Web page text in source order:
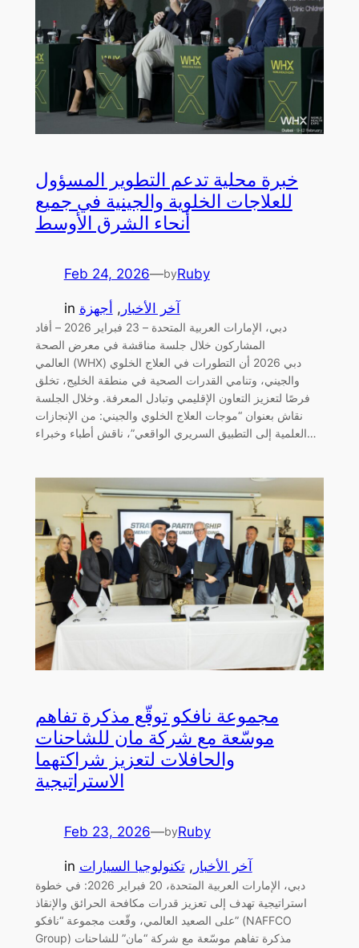
خبرة محلية تدعم التطوير المسؤول
للعلاجات الخلوية والجينية في جميع
أنحاء الشرق الأوسط
Feb 24, 2026—byRuby
in آخر الأخبار , أجهزة
دبي، الإمارات العربية المتحدة – 23 فبراير 2026 – أفاد
المشاركون خلال جلسة مناقشة في معرض الصحة
العالمي (WHX) دبي 2026 أن التطورات في العلاج الخلوي
والجيني، وتنامي القدرات الصحية في منطقة الخليج، تخلق
فرصًا لتعزيز التعاون الإقليمي وتبادل المعرفة. وخلال الجلسة
نقاش بعنوان “موجات العلاج الخلوي والجيني: من الإنجازات
العلمية إلى التطبيق السريري الواقعي”، ناقش أطباء وخبراء…
مجموعة نافكو توقّع مذكرة تفاهم
موسّعة مع شركة مان للشاحنات
والحافلات لتعزيز شراكتهما
الاستراتيجية
Feb 23, 2026—byRuby
in آخر الأخبار , تكنولوجيا السيارات
دبي، الإمارات العربية المتحدة، 20 فبراير 2026: في خطوة
استراتيجية تهدف إلى تعزيز قدرات مكافحة الحرائق والإنقاذ
على الصعيد العالمي، وقّعت مجموعة “نافكو” (NAFFCO
Group) مذكرة تفاهم موسّعة مع شركة “مان” للشاحنات